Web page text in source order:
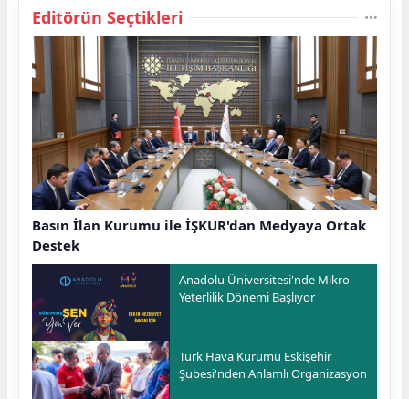
Editörün Seçtikleri
Basın İlan Kurumu ile İŞKUR'dan Medyaya Ortak
Destek
Anadolu Üniversitesi'nde Mikro
Yeterlilik Dönemi Başlıyor
Türk Hava Kurumu Eskişehir
Şubesi'nden Anlamlı Organizasyon